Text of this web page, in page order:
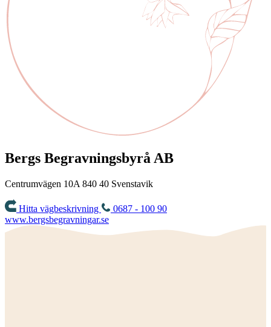
Bergs Begravningsbyrå AB
Centrumvägen 10A 840 40 Svenstavik
Hitta vägbeskrivning
0687 - 100 90
www.bergsbegravningar.se